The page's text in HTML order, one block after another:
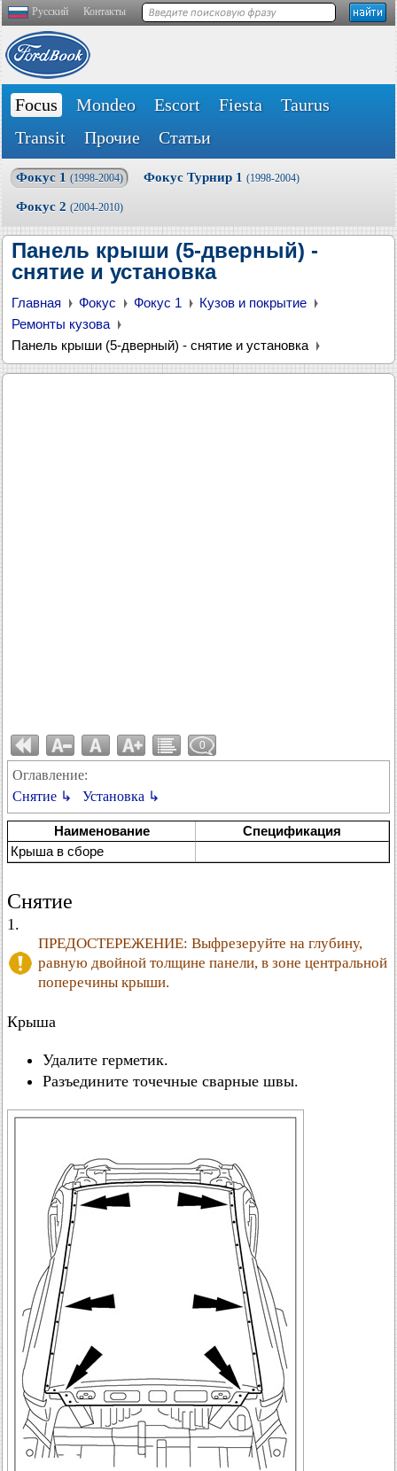
Русский Контакты
Focus Mondeo Escort Fiesta
Taurus
Transit
Прочие Статьи
Фокус 1 (1998-2004) Фокус Турнир 1 (1998-2004)
Фокус 2 (2004-2010)
Панель крыши (5-дверный) -
снятие и установка
Главная Фокус Фокус 1
Кузов и покрытие
Ремонты кузова
Панель крыши (5-дверный) - снятие и установка
0
Оглавление:
Снятие ↳
Установка ↳
Наименование
Спецификация
Крыша в сборе
Снятие
1.
ПРЕДОСТЕРЕЖЕНИЕ: Выфрезеруйте на глубину,
равную двойной толщине панели, в зоне центральной
поперечины крыши.
Крыша
Удалите герметик.
Разъедините точечные сварные швы.